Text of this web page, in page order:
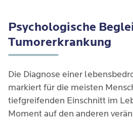
Psychologische
Tumorerkrankung
Die Diagnose einer
markiert für die meisten
tiefgreifenden Einschnitt im
Moment auf den anderen